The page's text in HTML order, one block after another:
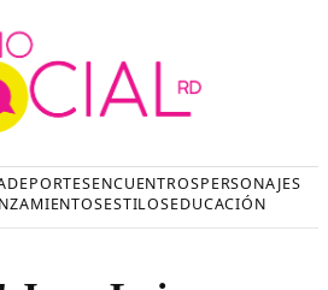
DEPORTESENCUENTROSPERSONAJES
ESTILOSEDUCACIÓN